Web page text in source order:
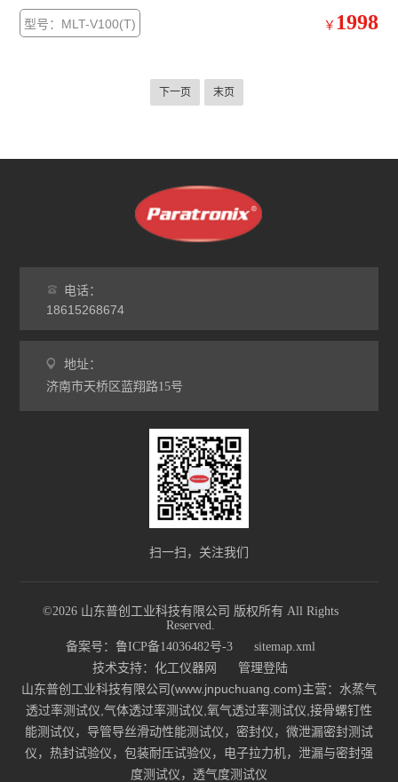
型号：MLT-V100(T) ￥ 1998
下一页 末页
电话：
18615268674
地址：
济南市天桥区蓝翔路15号
扫一扫，关注我们
©2026 山东普创工业科技有限公司 版权所有 All Rights
Reserved.
备案号：鲁ICP备14036482号-3
sitemap.xml
技术支持： 化工仪器网 管理登陆
山东普创工业科技有限公司(www.jnpuchuang.com)主营：水蒸气
透过率测试仪,气体透过率测试仪,氧气透过率测试仪,接骨螺钉性
能测试仪，导管导丝滑动性能测试仪，密封仪，微泄漏密封测试
仪，热封试验仪，包装耐压试验仪，电子拉力机，泄漏与密封强
度测试仪，透气度测试仪